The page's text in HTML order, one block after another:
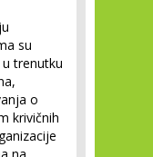
su
trenutku
o
krivičnih